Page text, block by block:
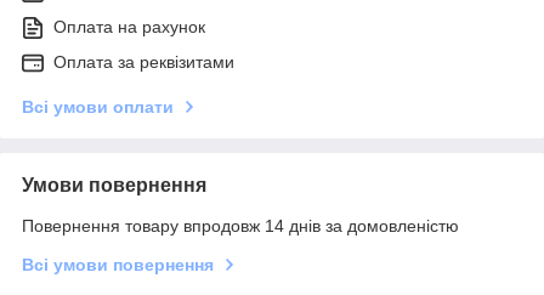
Оплата на рахунок
Оплата за реквізитами
Всі умови оплати
Умови повернення
Повернення товару впродовж 14 днів за домовленістю
Всі умови повернення